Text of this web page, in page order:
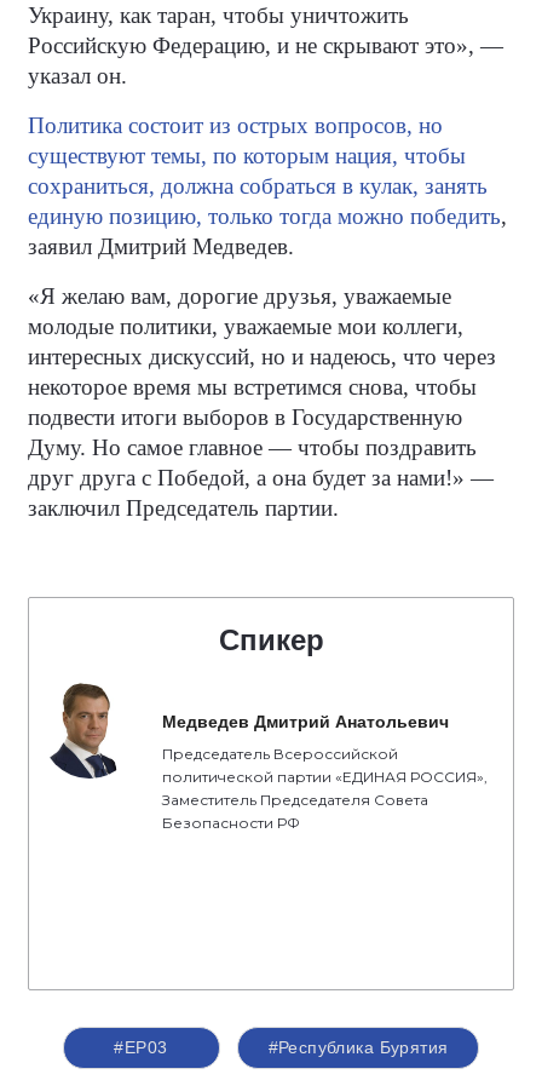
Украину, как таран, чтобы уничтожить
Российскую Федерацию, и не скрывают это», —
указал он.
Политика состоит из острых вопросов, но
существуют темы, по которым нация, чтобы
сохраниться, должна собраться в кулак, занять
единую позицию, только тогда можно победить,
заявил Дмитрий Медведев.
«Я желаю вам, дорогие друзья, уважаемые
молодые политики, уважаемые мои коллеги,
интересных дискуссий, но и надеюсь, что через
некоторое время мы встретимся снова, чтобы
подвести итоги выборов в Государственную
Думу. Но самое главное — чтобы поздравить
друг друга с Победой, а она будет за нами!» —
заключил Председатель партии.
Спикер
Медведев Дмитрий Анатольевич
Председатель Всероссийской
политической партии «ЕДИНАЯ РОССИЯ»,
Заместитель Председателя Совета
Безопасности РФ
#ЕР03 #Республика Бурятия